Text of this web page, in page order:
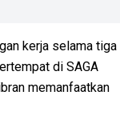
kerja selama tiga
di SAGA
memanfaatkan